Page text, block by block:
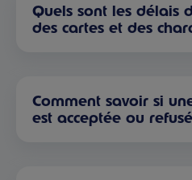
Quels sont les délais
des cartes et des
Comment savoir si
est acceptée ou